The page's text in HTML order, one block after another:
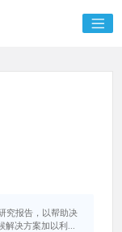
究报告，以帮助决
决方案加以利...